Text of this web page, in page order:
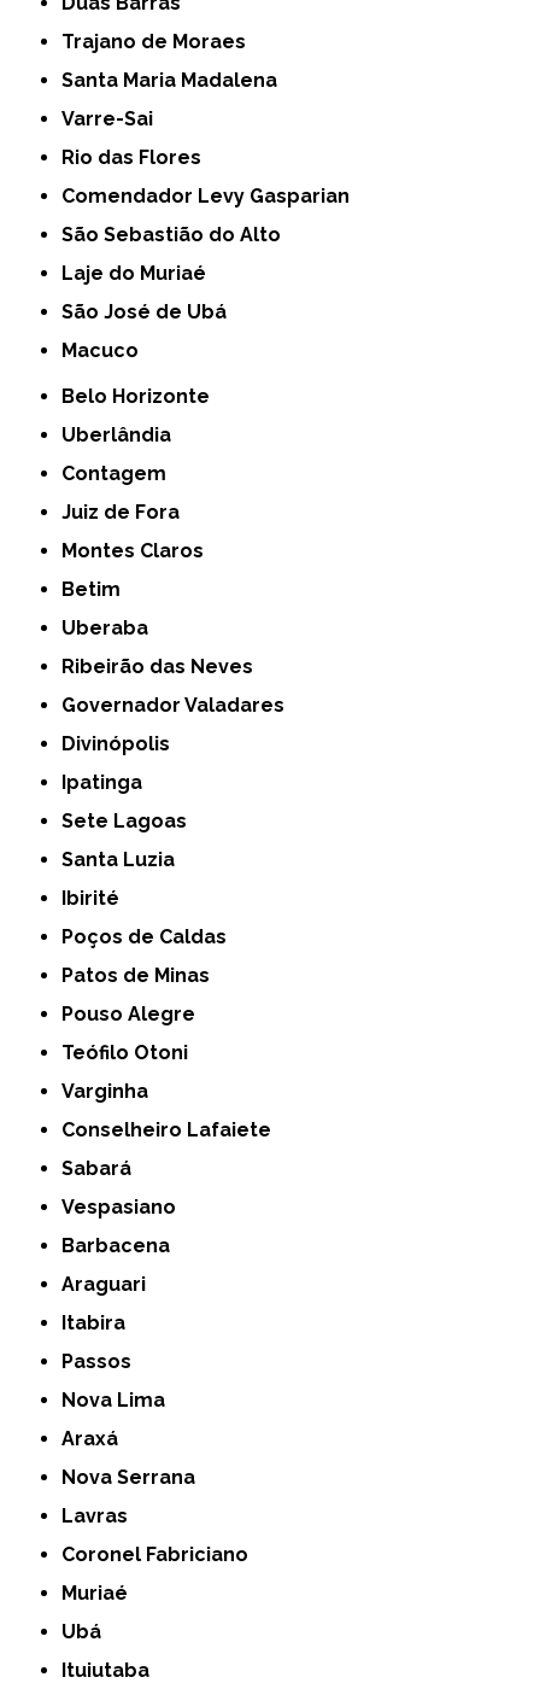
Trajano de Moraes
Santa Maria Madalena
Varre-Sai
Rio das Flores
Comendador Levy Gasparian
São Sebastião do Alto
Laje do Muriaé
São José de Ubá
Macuco
Belo Horizonte
Uberlândia
Contagem
Juiz de Fora
Montes Claros
Betim
Uberaba
Ribeirão das Neves
Governador Valadares
Divinópolis
Ipatinga
Sete Lagoas
Santa Luzia
Ibirité
Poços de Caldas
Patos de Minas
Pouso Alegre
Teófilo Otoni
Varginha
Conselheiro Lafaiete
Sabará
Vespasiano
Barbacena
Araguari
Itabira
Passos
Nova Lima
Araxá
Nova Serrana
Lavras
Coronel Fabriciano
Muriaé
Ubá
Ituiutaba